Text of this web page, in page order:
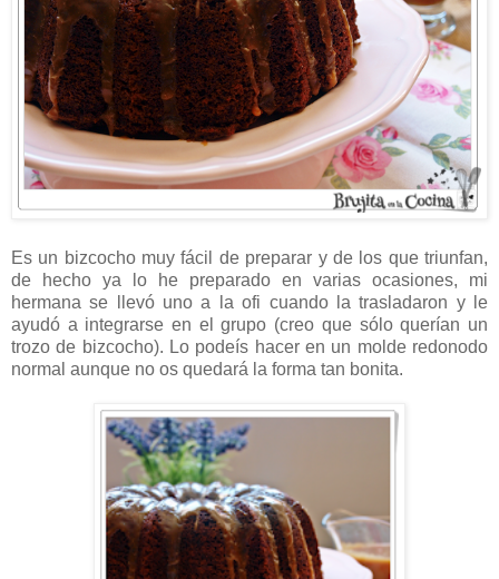
Es un bizcocho muy fácil de preparar y de los que triunfan,
de hecho ya lo he preparado en varias ocasiones, mi
hermana se llevó uno a la ofi cuando la trasladaron y le
ayudó a integrarse en el grupo (creo que sólo querían un
trozo de bizcocho). Lo podeís hacer en un molde redonodo
normal aunque no os quedará la forma tan bonita.